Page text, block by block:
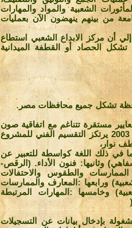
المأثورات الشعبية والمواد والمهارات
اختيار 40 جامعا وجامعة من بينهم ينهضون الآن بعمليات
أن مركز الابداع الشعبي استطاع
الحصاد أو القطفة الميدانية
.
مستقرة تتناغم مع اتفاقية صون
التراث التي أقرتها منظمة اليونيسكو عام 2003 يرتكز التقسيم الفني للمشروع
نوار،
بما في ذلك اللغة كواسطة للتعبير عن
وثانيها: فنون الأداء. (الرقص-
الممارسات والطقوس والاحتفالات
ورابعها :المعارف والممارسات
وخامسها :المهارات المرتبطة
بإدخال بيانات عن التسجيلات